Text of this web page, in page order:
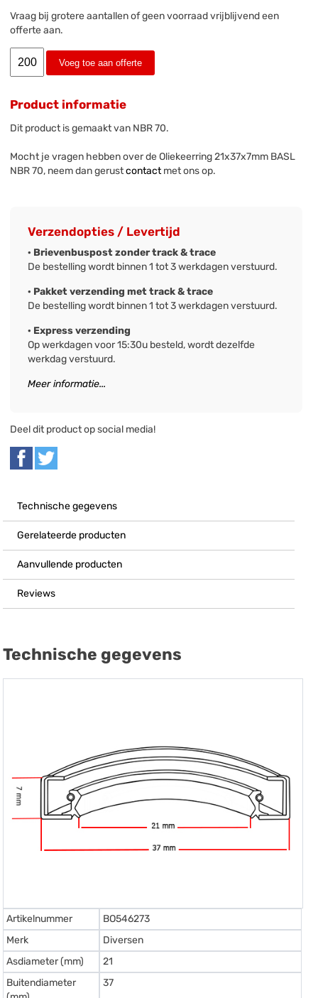
Vraag bij grotere aantallen of geen voorraad vrijblijvend een
offerte aan.
Voeg toe aan offerte
Product informatie
Dit product is gemaakt van NBR 70.
Mocht je vragen hebben over de Oliekeerring 21x37x7mm BASL
NBR 70, neem dan gerustcontactmet ons op.
Verzendopties / Levertijd
· Brievenbuspost zonder track & trace
De bestelling wordt binnen 1 tot 3 werkdagen verstuurd.
· Pakket verzending met track & trace
De bestelling wordt binnen 1 tot 3 werkdagen verstuurd.
· Express verzending
Op werkdagen voor 15:30u besteld, wordt dezelfde
werkdag verstuurd.
Meer informatie...
Deel dit product op social media!
Technische gegevens
Gerelateerde producten
Aanvullende producten
Reviews
Technische gegevens
Artikelnummer
BO546273
Merk
Diversen
Asdiameter (mm)
21
Buitendiameter
37